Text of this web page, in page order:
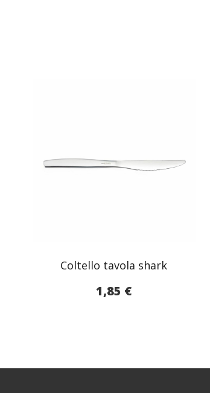
Coltello tavola shark
1,85 €